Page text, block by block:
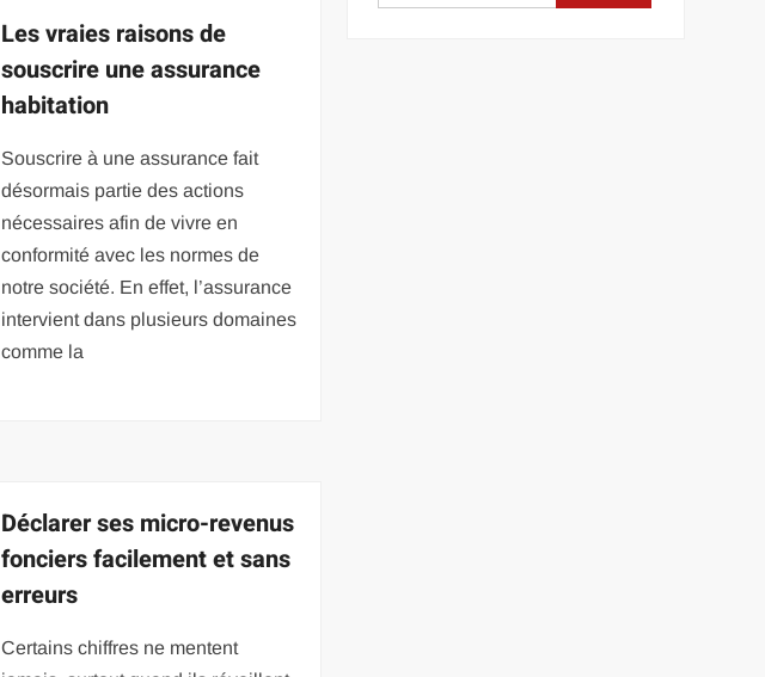
Les vraies raisons de
souscrire une assurance
habitation
Souscrire à une assurance fait
désormais partie des actions
nécessaires afin de vivre en
conformité avec les normes de
notre société. En effet, l’assurance
intervient dans plusieurs domaines
comme la
Déclarer ses micro-revenus
fonciers facilement et sans
erreurs
Certains chiffres ne mentent